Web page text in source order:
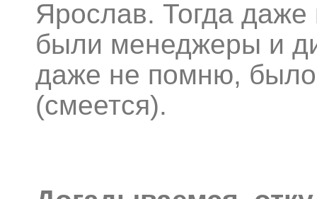
Ярослав. Тогда
были менеджеры и
даже не помню,
(смеется).